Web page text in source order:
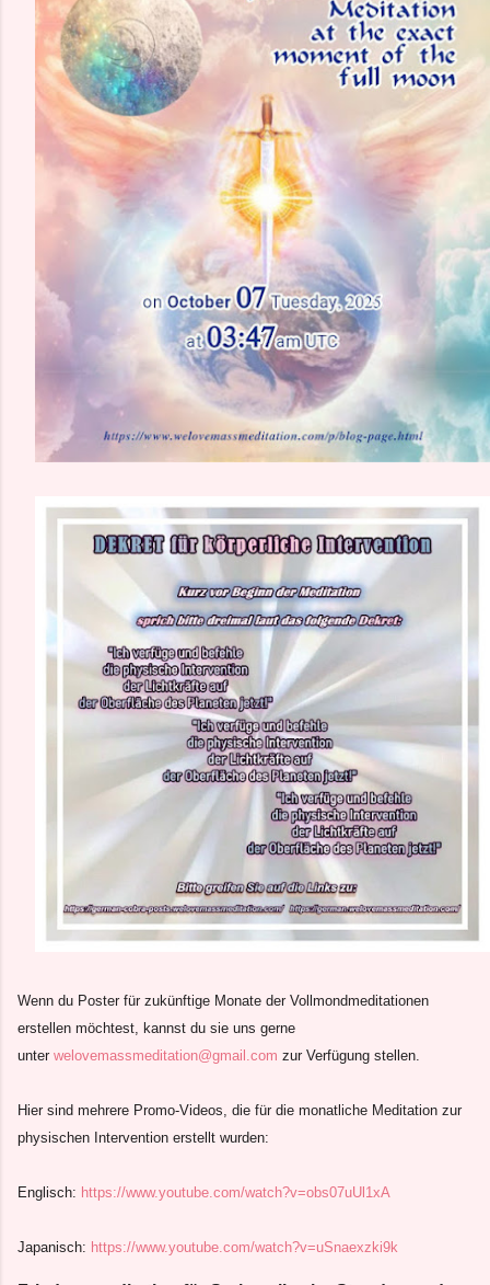
Wenn du Poster für zukünftige Monate der Vollmondmeditationen
erstellen möchtest, kannst du sie uns gerne
unter welovemassmeditation@gmail.com zur Verfügung stellen.
Hier sind mehrere Promo-Videos, die für die monatliche Meditation zur
physischen Intervention erstellt wurden:
Englisch: https://www.youtube.com/watch?v=obs07uUl1xA
Japanisch: https://www.youtube.com/watch?v=uSnaexzki9k